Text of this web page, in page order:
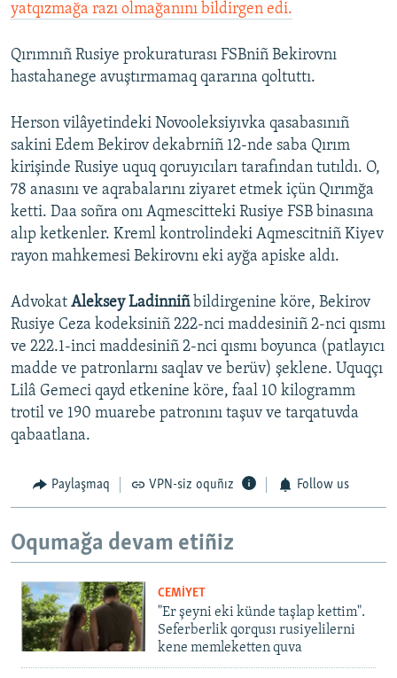
yatqızmağa razı olmağanını bildirgen edi.
Qırımnıñ Rusiye prokuraturası FSBniñ Bekirovnı
hastahanege avuştırmamaq qararına qoltuttı.
Herson vilâyetindeki Novooleksiyıvka qasabasınıñ
sakini Edem Bekirov dekabrniñ 12-nde saba Qırım
kirişinde Rusiye uquq qoruyıcıları tarafından tutıldı. O,
78 anasını ve aqrabalarını ziyaret etmek içün Qırımğa
ketti. Daa soñra onı Aqmescitteki Rusiye FSB binasına
alıp ketkenler. Kreml kontrolindeki Aqmescitniñ Kiyev
rayon mahkemesi Bekirovnı eki ayğa apiske aldı.
Advokat Aleksey Ladinniñbildirgenine köre, Bekirov
Rusiye Ceza kodeksiniñ 222-nci maddesiniñ 2-nci qısmı
ve 222.1-inci maddesiniñ 2-nci qısmı boyunca (patlayıcı
madde ve patronlarnı saqlav ve berüv) şeklene. Uquqçı
Lilâ Gemeci qayd etkenine köre, faal 10 kilogramm
trotil ve 190 muarebe patronını taşuv ve tarqatuvda
qabaatlana.
Paylaşmaq VPN-siz oquñız Follow us
Oqumağa devam etiñiz
CEMİYET
"Er şeyni eki künde taşlap kettim".
Seferberlik qorqusı rusiyelilerni
kene memleketten quva